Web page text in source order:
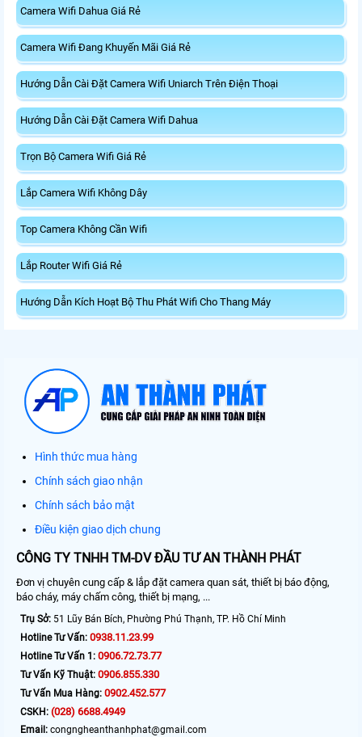
Camera Wifi Dahua Giá Rẻ
Camera Wifi Đang Khuyến Mãi Giá Rẻ
Hướng Dẫn Cài Đặt Camera Wifi Uniarch Trên Điện Thoại
Hướng Dẫn Cài Đặt Camera Wifi Dahua
Trọn Bộ Camera Wifi Giá Rẻ
Lắp Camera Wifi Không Dây
Top Camera Không Cần Wifi
Lắp Router Wifi Giá Rẻ
Hướng Dẫn Kích Hoạt Bộ Thu Phát Wifi Cho Thang Máy
Hình thức mua hàng
Chính sách giao nhận
Chính sách bảo mật
Điều kiện giao dịch chung
CÔNG TY TNHH TM-DV ĐẦU TƯ AN THÀNH PHÁT
Đơn vị chuyên cung cấp & lắp đặt camera quan sát, thiết bị báo động,
báo cháy, máy chấm công, thiết bị mạng, ...
Trụ Sở: 51 Lũy Bán Bích, Phường Phú Thạnh, TP. Hồ Chí Minh
Hotline Tư Vấn: 0938.11.23.99
Hotline Tư Vấn 1: 0906.72.73.77
Tư Vấn Kỹ Thuật: 0906.855.330
Tư Vấn Mua Hàng: 0902.452.577
CSKH: (028) 6688.4949
Email: congngheanthanhphat@gmail.com